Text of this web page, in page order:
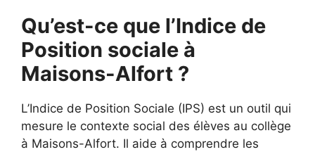
Qu’est-ce que l’Indice de
Position sociale à
Maisons-Alfort ?
L’Indice de Position Sociale (IPS) est un outil qui
mesure le contexte social des élèves au collège
à Maisons-Alfort. Il aide à comprendre les